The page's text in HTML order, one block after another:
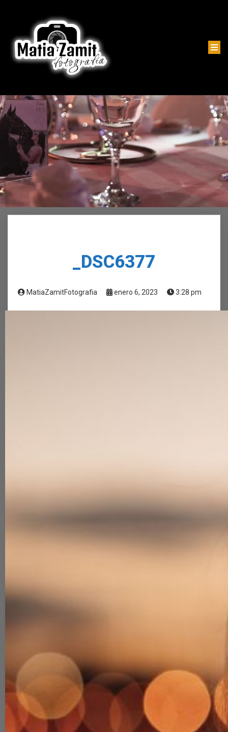
_DSC6377
MatiaZamitFotografia enero 6, 2023 3:28 pm